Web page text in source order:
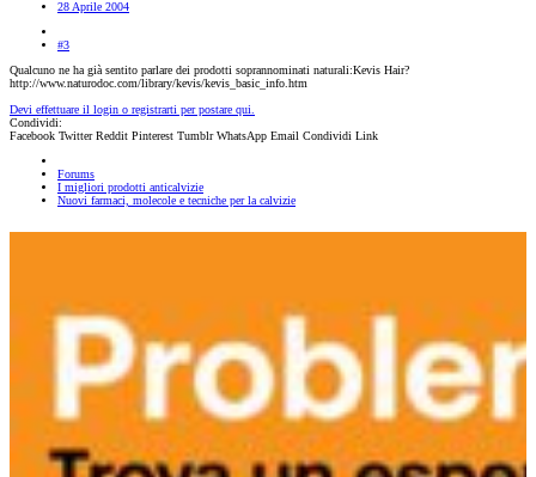
28 Aprile 2004
#3
Qualcuno ne ha già sentito parlare dei prodotti soprannominati naturali:Kevis Hair?
http://www.naturodoc.com/library/kevis/kevis_basic_info.htm
Devi effettuare il login o registrarti per postare qui.
Condividi:
Facebook Twitter Reddit Pinterest Tumblr WhatsApp Email Condividi Link
Forums
I migliori prodotti anticalvizie
Nuovi farmaci, molecole e tecniche per la calvizie